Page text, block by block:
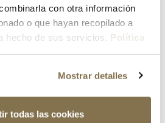
con otra información
o que hayan recopilado a
hecho de sus servicios. Política
Mostrar detalles
todas las cookies